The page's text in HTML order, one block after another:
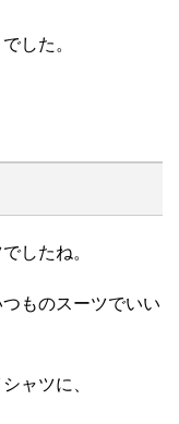
した。
したね。
ものスーツでいい
ャツに、